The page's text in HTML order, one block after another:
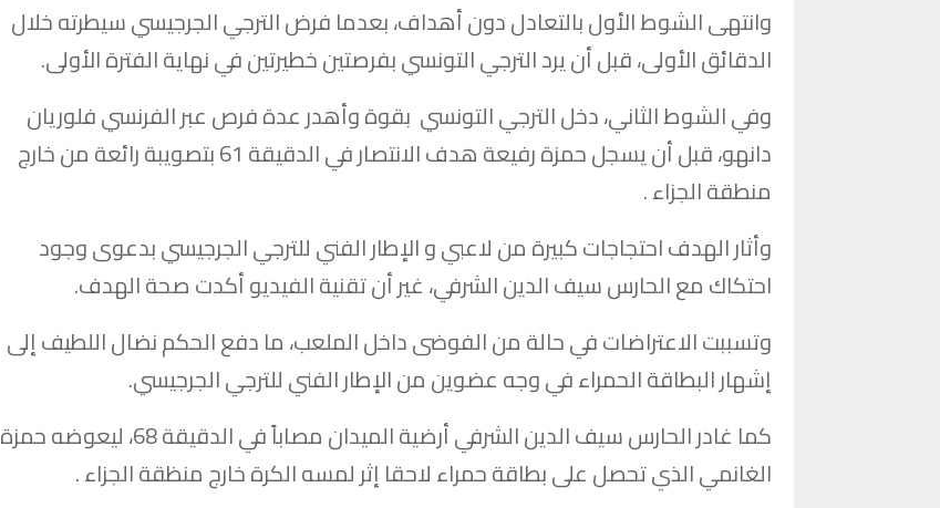
وانتهى الشوط الأول بالتعادل دون أهداف، بعدما فرض الترجي الجرجيسي سيطرته خلال
الدقائق الأولى، قبل أن يرد الترجي التونسي بفرصتين خطيرتين في نهاية الفترة الأولى.
وفي الشوط الثاني، دخل الترجي التونسي بقوة وأهدر عدة فرص عبر الفرنسي فلوريان
دانهو، قبل أن يسجل حمزة رفيعة هدف الانتصار في الدقيقة 61 بتصويبة رائعة من خارج
منطقة الجزاء .
وأثار الهدف احتجاجات كبيرة من لاعبي و الإطار الفني للترجي الجرجيسي بدعوى وجود
احتكاك مع الحارس سيف الدين الشرفي، غير أن تقنية الفيديو أكدت صحة الهدف.
وتسببت الاعتراضات في حالة من الفوضى داخل الملعب، ما دفع الحكم نضال اللطيف إلى
إشهار البطاقة الحمراء في وجه عضوين من الإطار الفني للترجي الجرجيسي.
كما غادر الحارس سيف الدين الشرفي أرضية الميدان مصاباً في الدقيقة 68، ليعوضه حمزة
الغانمي الذي تحصل على بطاقة حمراء لاحقا إثر لمسه الكرة خارج منظقة الجزاء .